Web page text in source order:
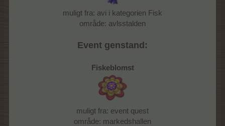
muligt fra: avi i kategorien Fisk
område: avlsstalden
Event genstand:
Fiskeblomst
muligt fra: event quest
område: markedshallen